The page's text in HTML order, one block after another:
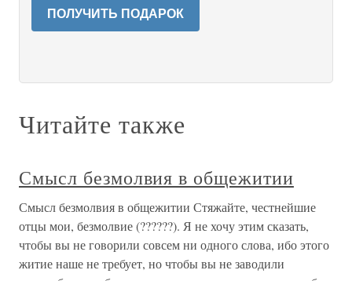
ПОЛУЧИТЬ ПОДАРОК
Читайте также
Смысл безмолвия в общежитии
Смысл безмолвия в общежитии Стяжайте, честнейшие
отцы мои, безмолвие (??????). Я не хочу этим сказать,
чтобы вы не говорили совсем ни одного слова, ибо этого
житие наше не требует, но чтобы вы не заводили